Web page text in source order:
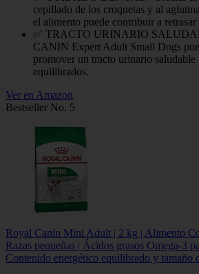
cepillado de los croquetas y al
el alimento puede contribuir a
✅ TRACTO URINARIO
CANIN Expert Adult Small Dogs
promover un tracto urinario saludable
equilibrados.
Ver en Amazon
Bestseller No. 5
Royal Canin Mini Adult | 2 kg | Alimento
Razas pequeñas | Ácidos grasos Omega-3
Contenido energético equilibrado y tamaño